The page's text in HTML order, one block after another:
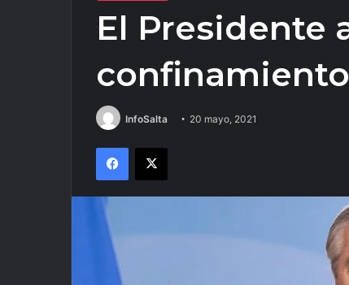
El Presidente
InfoSalta 20 mayo, 2021
Facebook
X